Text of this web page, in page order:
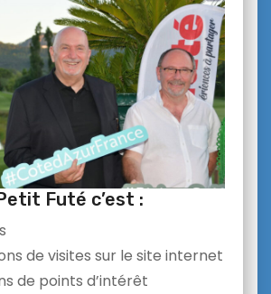
Futé c’est :
de visites sur le site internet
de points d’intérêt